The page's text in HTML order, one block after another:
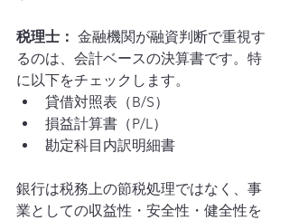
税理士： 金融機関が融資判断で重視す
るのは、会計ベースの決算書です。特
に以下をチェックします。
貸借対照表（B/S）
損益計算書（P/L）
勘定科目内訳明細書
銀行は税務上の節税処理ではなく、事
業としての収益性・安全性・健全性を